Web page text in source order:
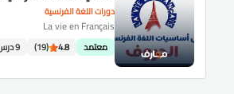
دورات اللغة الفرنسية
La vie en Français
معتمد 4.8
(19) 9 درس